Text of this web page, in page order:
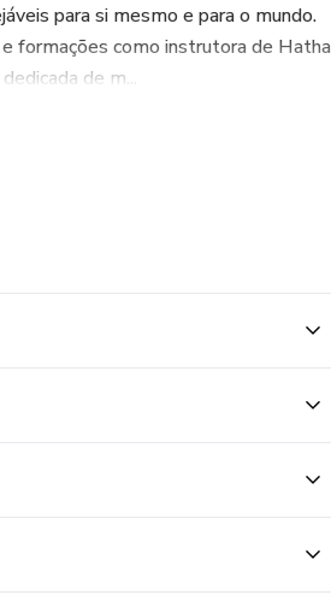
para si mesmo e para o mundo.
formações como instrutora de Hatha
de m...